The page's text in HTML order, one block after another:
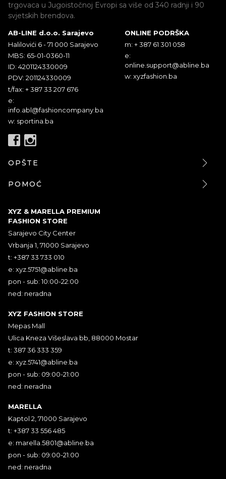
trgovaca u Jugoistočnoj Evropi sa više od 340 radnji i 90
svjetskih brendova.
AB-LINE d.o.o. Sarajevo
Halilovići 6 - 71 000 Sarajevo
MBS: 65-01-0360-11
ID: 4201124330009
PDV: 201124330009
t/fax: + 387 33 207 676
e:
info.abl@fashioncompany.ba
w: sportina.ba
ONLINE PODRŠKA
m: + 387 61 301 058
e:
online.support@abline.ba
w: xyzfashion.ba
OPŠTE
POMOĆ
XYZ & MARELLA PREMIUM
FASHION STORE
Sarajevo City Center
Vrbanja 1, 71000 Sarajevo
t: +387 33 733 010
e: xyz.5751@abline.ba
pon - sub: 10:00-22:00
ned: neradna
XYZ FASHION STORE
Mepas Mall
Ulica Kneza Višeslava bb, 88000 Mostar
t: 387 36 333 359
e: xyz.5741@abline.ba
pon - sub: 09:00-21:00
ned: neradna
MARELLA
Kaptol 2, 71000 Sarajevo
t: +387 33 556 485
e: marella.5801@abline.ba
pon - sub: 09:00-21:00
ned: neradna